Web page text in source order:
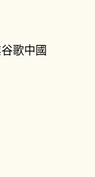
歌中國